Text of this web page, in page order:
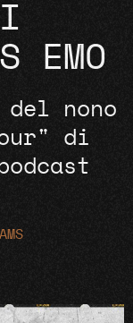
EMO
nono
di